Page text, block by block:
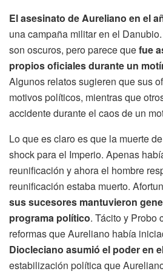
El asesinato de Aureliano en el
una campaña militar en el
son oscuros, pero parece quefue
propios oficiales durante un
Algunos relatos sugieren que sus
motivos políticos, mientras que
accidente durante el caos de un
Lo que es claro es que la muerte
shock para el Imperio. Apenas
reunificación y ahora el hombre
reunificación estaba muerto.
sus sucesores mantuvieron
programa político. Tácito y Probo
reformas que Aureliano había
Diocleciano asumió el poder en
estabilización política que